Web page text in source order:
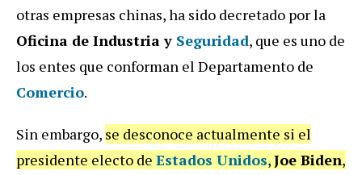
otras empresas chinas, ha sido decretado por la
Oficina de Industria y Seguridad, que es uno de
los entes que conforman el Departamento de
Comercio.
Sin embargo, se desconoce actualmente si el
presidente electo de Estados Unidos,Joe Biden,